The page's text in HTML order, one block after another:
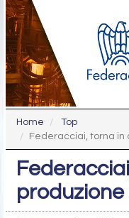
Home
Top
Federacciai, torna in